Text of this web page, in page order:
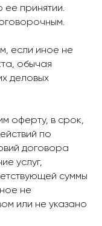
принятии.
если иное не
обычая
деловых
оферту, в срок,
по
договора
услуг,
суммы
не
или не указано